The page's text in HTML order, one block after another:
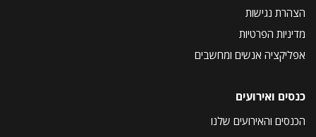
הצהרת נגישות
מדיניות הפרטיות
אפליקציה אנשים ומחשבים
כנסים ואירועים
הכנסים והאירועים שלנו